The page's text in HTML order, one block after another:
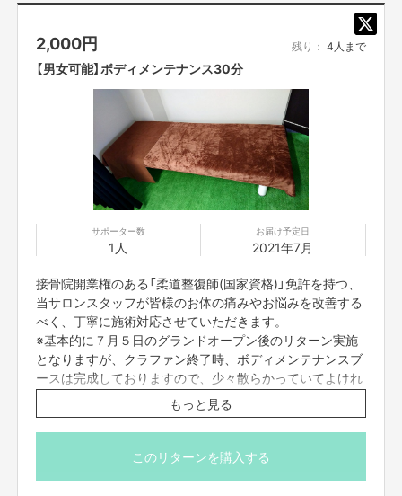
2,000円 残り： 4人まで
【男女可能】ボディメンテナンス30分
サポーター数
1人
お届け予定日
2021年7月
接骨院開業権のある「柔道整復師(国家資格)」免許を持つ、
当サロンスタッフが皆様のお体の痛みやお悩みを改善する
べく、丁寧に施術対応させていただきます。
※基本的に７月５日のグランドオープン後のリターン実施
となりますが、クラファン終了時、ボディメンテナンスブ
ースは完成しておりますので、少々散らかっていてよけれ
ばすぐにご予約いただくことが可能でございます。
※当サロンのボディメンテナンスブース写真(仮)を載せて
おきます。
もっと見る
このリターンを購入する